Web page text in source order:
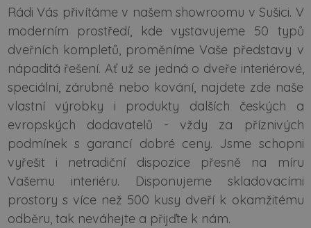
Rádi Vás přivítáme v našem showroomu v Sušici. V
moderním prostředí, kde vystavujeme 50 typů
dveřních kompletů, proměníme Vaše představy v
nápaditá řešení. Ať už se jedná o dveře interiérové,
speciální, zárubně nebo kování, najdete zde naše
vlastní výrobky i produkty dalších českých a
evropských dodavatelů - vždy za příznivých
podmínek s garancí dobré ceny. Jsme schopni
vyřešit i netradiční dispozice přesně na míru
Vašemu interiéru. Disponujeme skladovacími
prostory s více než 500 kusy dveří k okamžitému
odběru, tak neváhejte a přijďte k nám.